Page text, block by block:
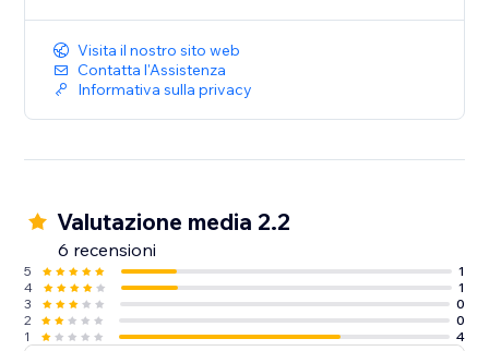
Visita il nostro sito web
Contatta l'Assistenza
Informativa sulla privacy
Valutazione media 2.2
6 recensioni
5
1
4
1
3
0
2
0
1
4